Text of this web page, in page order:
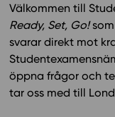
Eettiset
Tilaa
Ota yhteyttä
Välkommen till
Ready, Set, Go!som
svarar direkt mot
öppna frågor och
tar oss med till